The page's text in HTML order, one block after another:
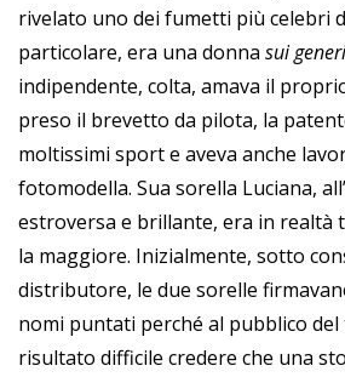
rivelato uno dei fumetti più celebri
particolare, era una donna sui
indipendente, colta, amava il
preso il brevetto da pilota, la
moltissimi sport e aveva anche
fotomodella. Sua sorella Luciana,
estroversa e brillante, era in realtà
la maggiore. Inizialmente, sotto
distributore, le due sorelle
nomi puntati perché al pubblico
risultato difficile credere che una